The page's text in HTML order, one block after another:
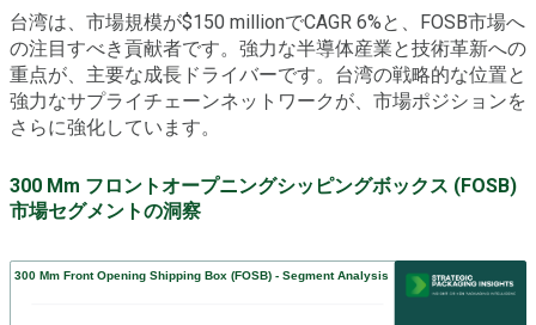
台湾は、市場規模が$150 millionでCAGR 6%と、FOSB市場へ
の注目すべき貢献者です。強力な半導体産業と技術革新への
重点が、主要な成長ドライバーです。台湾の戦略的な位置と
強力なサプライチェーンネットワークが、市場ポジションを
さらに強化しています。
300 Mm フロントオープニングシッピングボックス (FOSB)
市場セグメントの洞察